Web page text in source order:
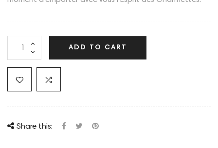
ADD TO CART
Share this: